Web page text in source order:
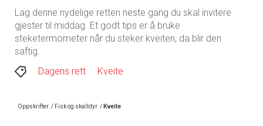
Lag denne nydelige retten neste gang du skal invitere
gjester til middag. Et godt tips er å bruke
steketermometer når du steker kveiten, da blir den
saftig.
Dagens rett
Kveite
Oppskrifter / Fisk og skalldyr / Kveite